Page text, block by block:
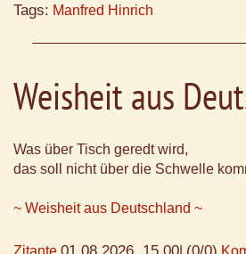
Tags: Manfred Hinrich
Weisheit aus
Was über Tisch geredt wird,
das soll nicht über die Schwelle
~ Weisheit aus Deutschland ~
Zitante 01.08.2026, 15.00 (0/0)